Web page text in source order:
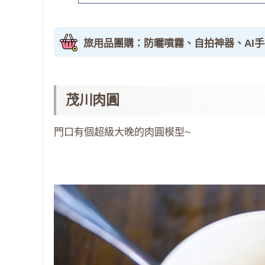
旅用品團購：防曬噴霧、自拍神器、AI
茂川肉圓
門口有個超級大晚的肉圓模型~